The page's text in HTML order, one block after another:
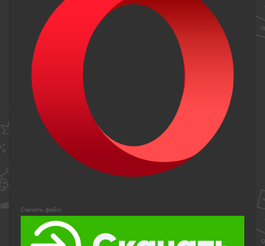
Скачать файл: